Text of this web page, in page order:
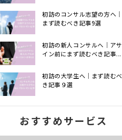
初訪のコンサル志望の方へ｜
まず読むべき記事9選
初訪の新人コンサルへ｜アサ
イン前にまず読むべき記事...
初訪の大学生へ｜まず読むべ
き記事９選
おすすめサービス